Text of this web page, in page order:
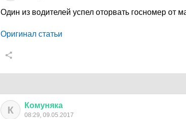
Один из водителей успел оторвать госномер от
Оригинал статьи
К Комуняка
08:29, 09.05.2017